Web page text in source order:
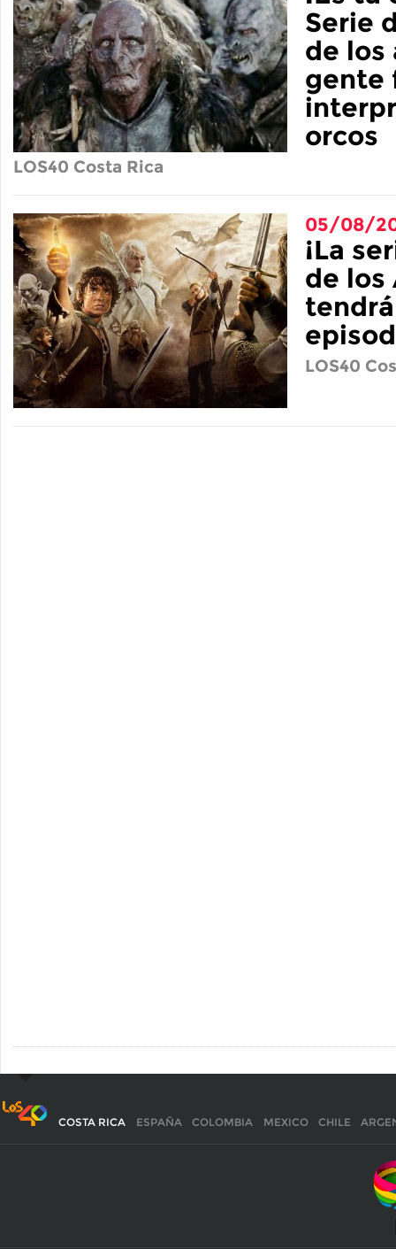
Serie
de los
gente
orcos
LOS40 Costa Rica
05/08/
¡La
de los
LOS40
COSTA RICA ESPAÑA COLOMBIA MEXICO CHILE